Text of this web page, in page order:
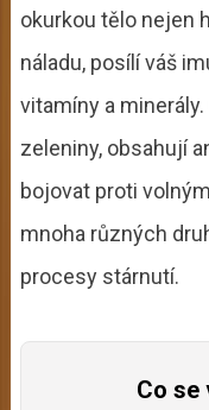
okurkou tělo nejen
náladu, posílí váš
vitamíny a
zeleniny, obsahují
bojovat proti
mnoha různých
procesy stárnutí.
Co se